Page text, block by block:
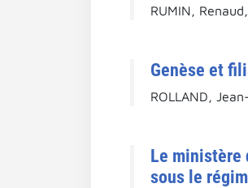
RUMIN,
Genèse et
ROLLAND,
Le ministère
sous le